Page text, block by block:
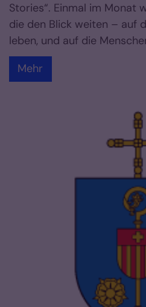
Stories“. Einmal im Monat
die den Blick weiten – auf
leben, und auf die
Mehr